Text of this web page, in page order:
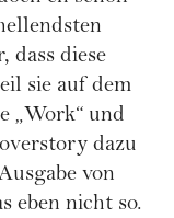
dass diese
sie auf dem
„Work“ und
dazu
von
eben nicht so.